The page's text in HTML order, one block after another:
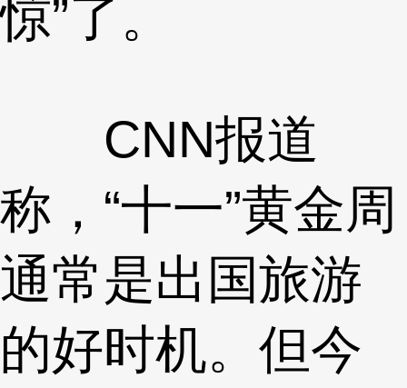
惊”了。
CNN报道
称，“十一”黄金周
通常是出国旅游
的好时机。但今